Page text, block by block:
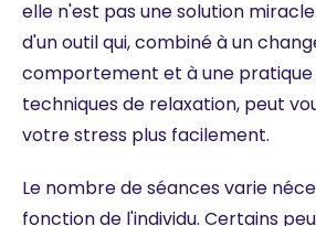
elle n'est pas une solution
d'un outil qui, combiné à un
comportement et à une pratique
techniques de relaxation, peut
votre stress plus facilement.
Le nombre de séances varie
fonction de l'individu. Certains